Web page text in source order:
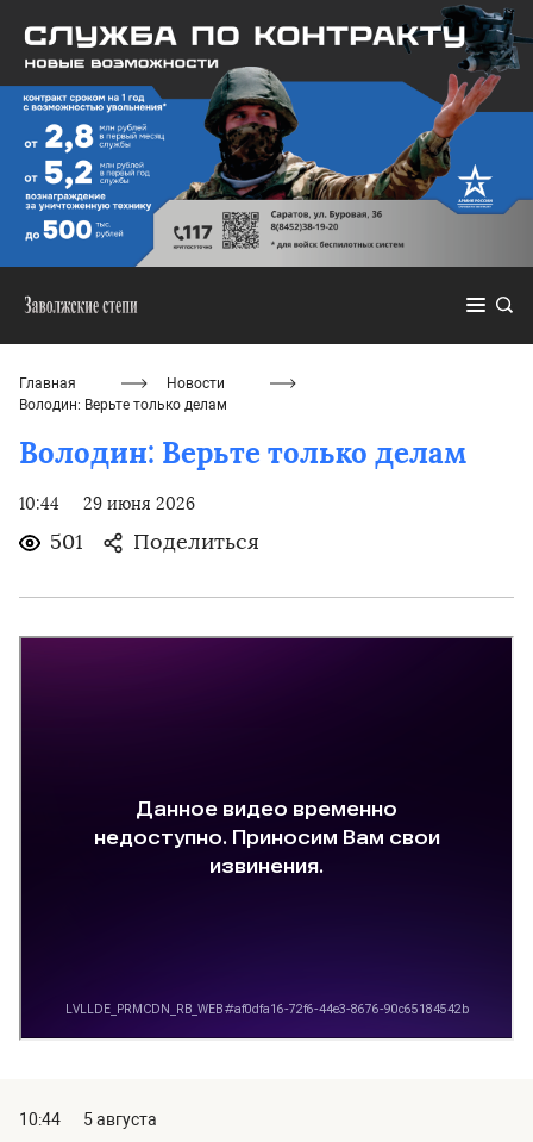
Главная
Новости
Володин: Верьте только делам
Володин: Верьте только делам
10:44 29 июня 2026
501 Поделиться
10:44
5 августа